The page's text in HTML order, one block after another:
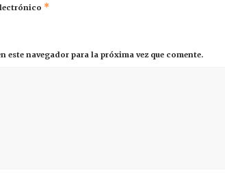
*
este navegador para la próxima vez que comente.